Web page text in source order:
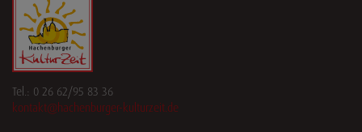
Tel.: 0 26 62/95 83 36
kontakt@hachenburger-kulturzeit.de